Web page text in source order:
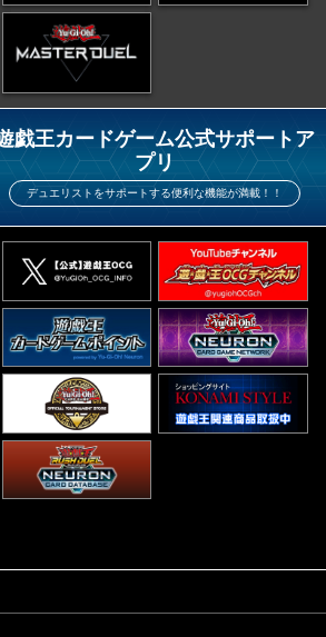
戯王カードゲーム公式サポートア
プリ
デュエリストをサポートする便利な機能が満載！！